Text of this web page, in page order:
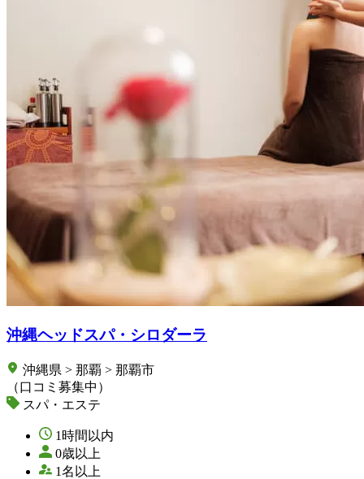
沖縄ヘッドスパ・シロダーラ
沖縄県 > 那覇 > 那覇市
（口コミ募集中）
スパ・エステ
1時間以内
0歳以上
1名以上